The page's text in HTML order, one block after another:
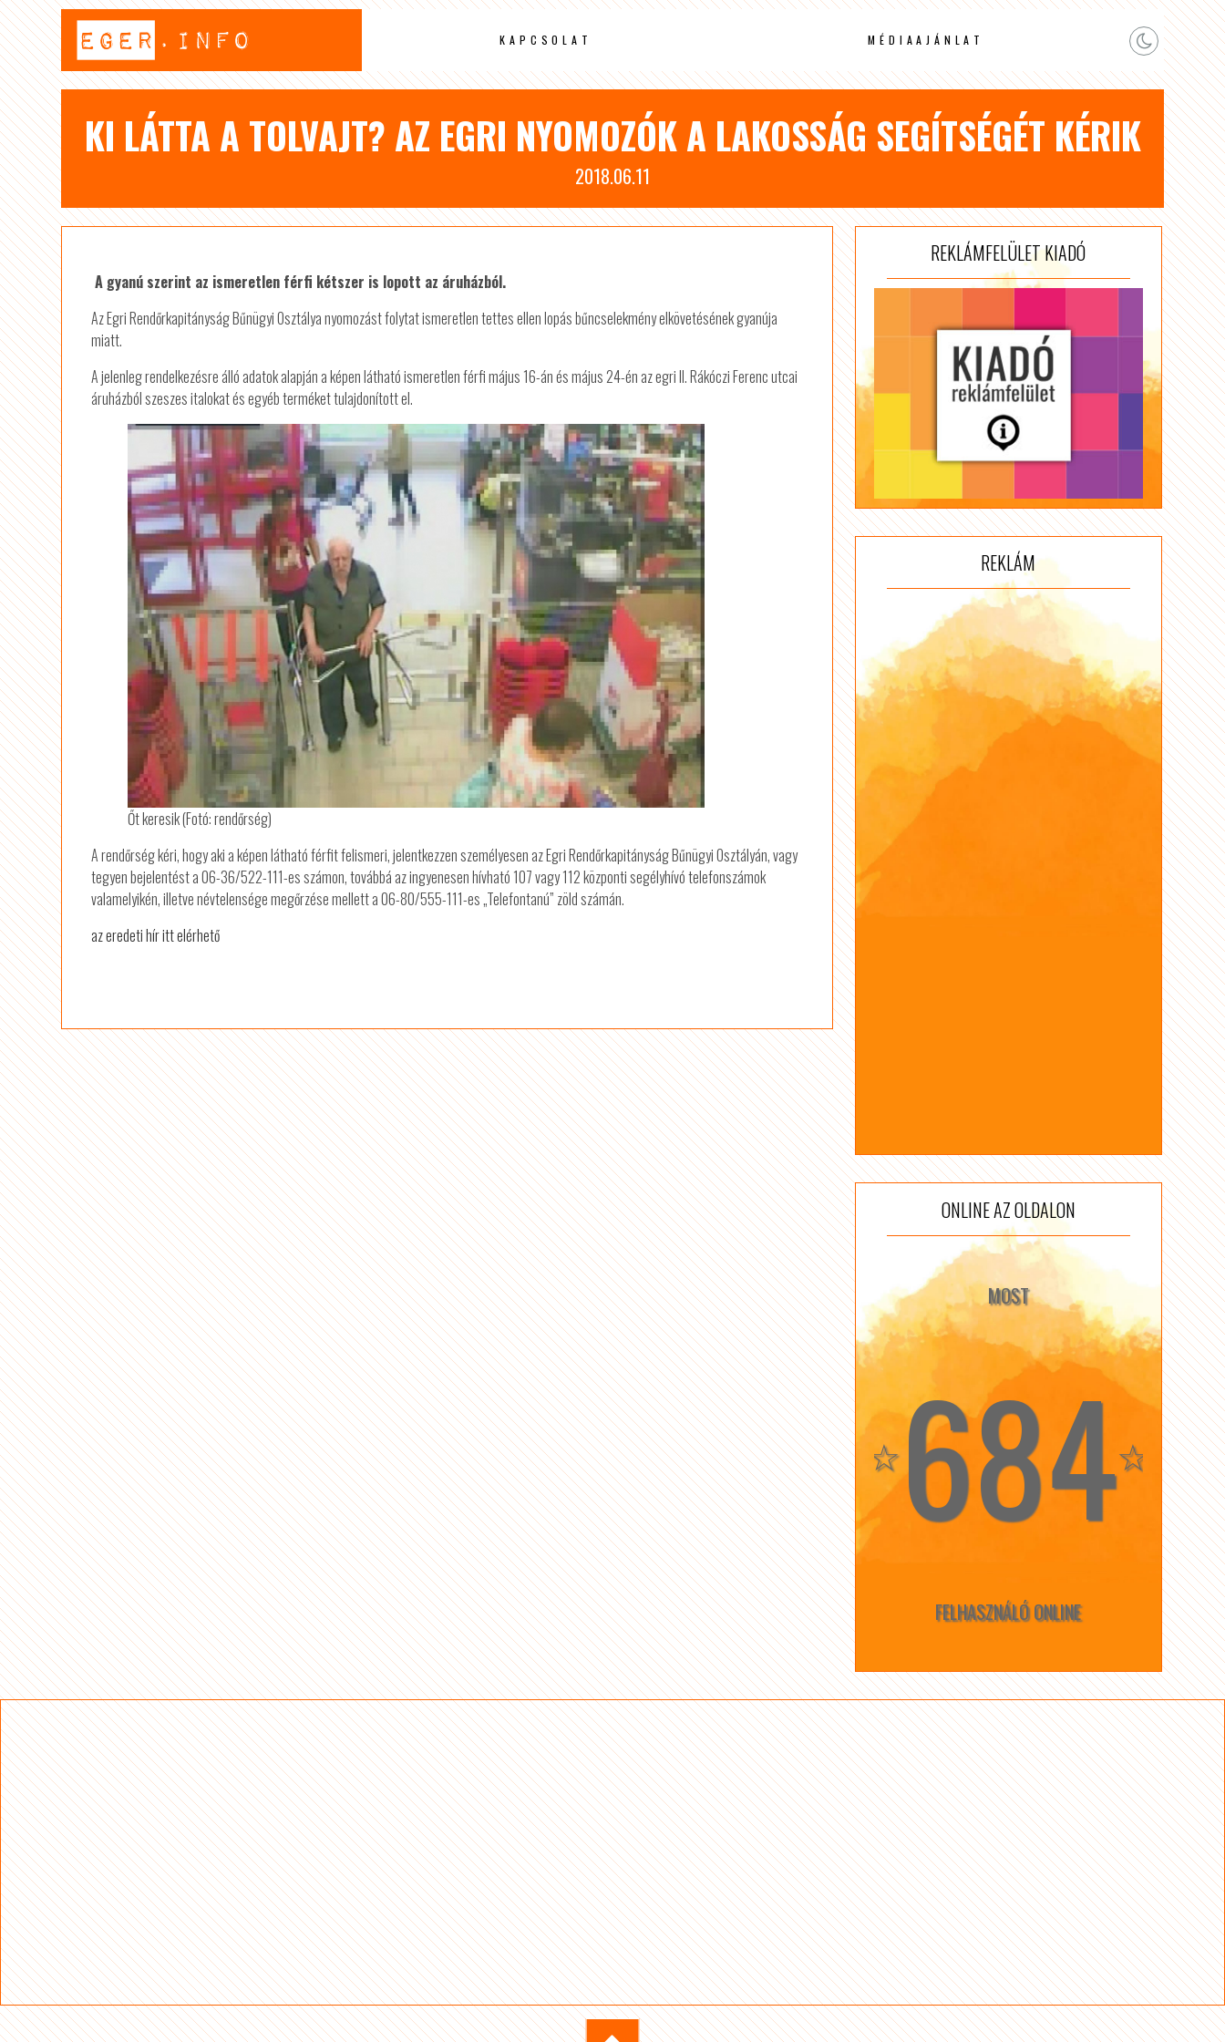
KAPCSOLAT MÉDIAAJÁNLAT
KI LÁTTA A TOLVAJT? AZ EGRI NYOMOZÓK A LAKOSSÁG SEGÍTSÉGÉT KÉRIK
2018.06.11
A gyanú szerint az ismeretlen férfi kétszer is lopott az áruházból.
Az Egri Rendőrkapitányság Bűnügyi Osztálya nyomozást folytat ismeretlen tettes ellen lopás bűncselekmény elkövetésének gyanúja
miatt.
A jelenleg rendelkezésre álló adatok alapján a képen látható ismeretlen férfi május 16-án és május 24-én az egri II. Rákóczi Ferenc utcai
áruházból szeszes italokat és egyéb terméket tulajdonított el.
Őt keresik (Fotó: rendőrség)
A rendőrség kéri, hogy aki a képen látható férfit felismeri, jelentkezzen személyesen az Egri Rendőrkapitányság Bűnügyi Osztályán, vagy
tegyen bejelentést a 06-36/522-111-es számon, továbbá az ingyenesen hívható 107 vagy 112 központi segélyhívó telefonszámok
valamelyikén, illetve névtelensége megőrzése mellett a 06-80/555-111-es „Telefontanú” zöld számán.
az eredeti hír itt elérhető
REKLÁMFELÜLET KIADÓ
REKLÁM
ONLINE AZ OLDALON
MOST
☆684☆
FELHASZNÁLÓ ONLINE